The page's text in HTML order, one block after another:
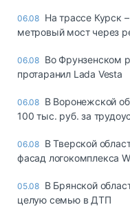
06.08 На трассе Курск
метровый мост через
06.08 Во Фрунзенском
протаранил Lada Vesta
06.08 В Воронежской
100 тыс. руб. за
06.08 В Тверской
фасад логокомплекса
05.08 В Брянской
целую семью в ДТП